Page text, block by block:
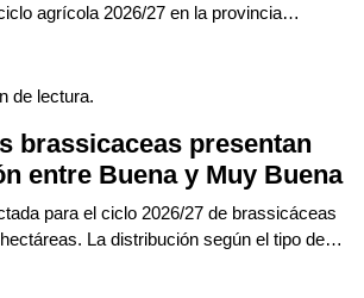
agrícola 2026/27 en la provincia…
de lectura.
brassicaceas presentan
entre Buena y Muy Buena
para el ciclo 2026/27 de brassicáceas
La distribución según el tipo de…